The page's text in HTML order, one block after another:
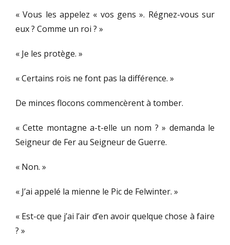
« Vous les appelez « vos gens ». Régnez-vous sur
eux ? Comme un roi ? »
« Je les protège. »
« Certains rois ne font pas la différence. »
De minces flocons commencèrent à tomber.
« Cette montagne a-t-elle un nom ? » demanda le
Seigneur de Fer au Seigneur de Guerre.
« Non. »
« J’ai appelé la mienne le Pic de Felwinter. »
« Est-ce que j’ai l’air d’en avoir quelque chose à faire
? »